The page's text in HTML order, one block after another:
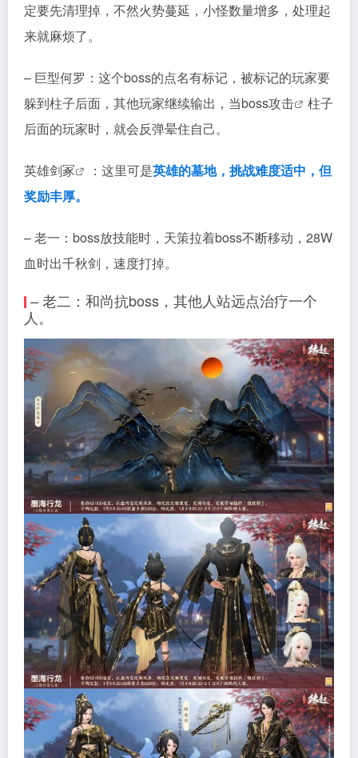
定要先清理掉，不然火势蔓延，小怪数量增多，处理起
来就麻烦了。
– 巨型何罗：这个boss的点名有标记，被标记的玩家要
躲到柱子后面，其他玩家继续输出，当boss攻击
柱子
后面的玩家时，就会反弹晕住自己。
英雄剑冢 ：这里可是英雄的墓地，挑战难度适中，但
奖励丰厚。
– 老一：boss放技能时，天策拉着boss不断移动，28W
血时出千秋剑，速度打掉。
– 老二：和尚抗boss，其他人站远点治疗一个
人。